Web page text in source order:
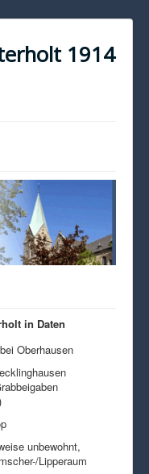
1914
in Daten
Oberhausen
unbewohnt,
Lipperaum